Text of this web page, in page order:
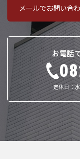
メールでお問い合
お電話
定休日：